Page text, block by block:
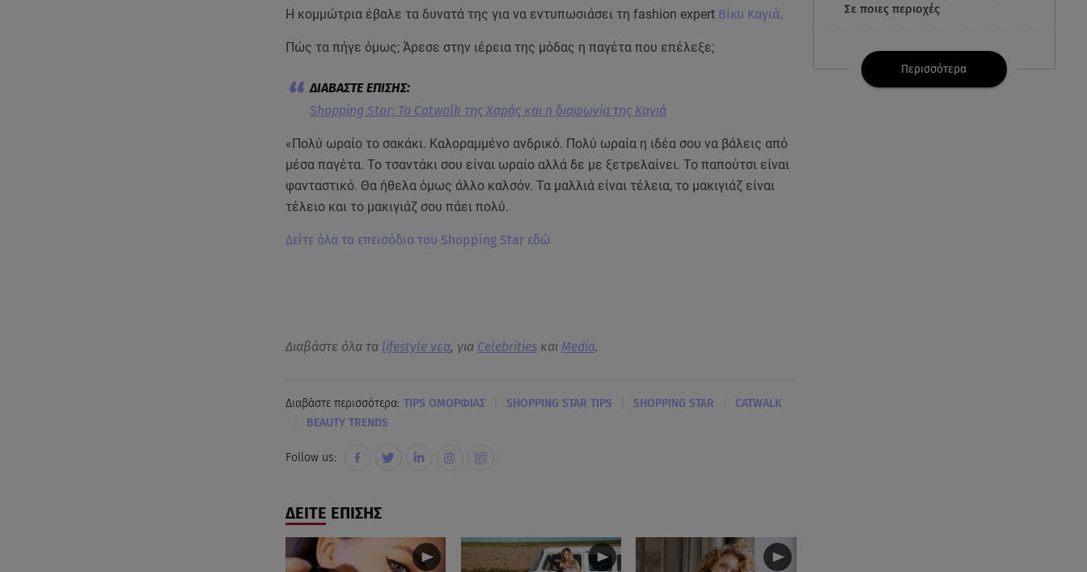
Σε ποιες περιοχές
07.08.26 , 21:32
Κρήτη: Τουρίστας ρωτούσε
πόσο να πληρώσει για να
Περισσότερα
Η κομμώτρια έβαλε τα δυνατά της για να εντυπωσιάσει τη fashion expert Βίκυ Καγιά.
Πώς τα πήγε όμως; Άρεσε στην ιέρεια της μόδας η παγέτα που επέλεξε;
Shopping Star: Το Catwalk της Χαράς και η διαφωνία της Καγιά
«Πολύ ωραίο το σακάκι. Καλοραμμένο ανδρικό. Πολύ ωραία η ιδέα σου να βάλεις από
μέσα παγέτα. Το τσαντάκι σου είναι ωραίο αλλά δε με ξετρελαίνει. Το παπούτσι είναι
φανταστικό. Θα ήθελα όμως άλλο καλσόν. Τα μαλλιά είναι τέλεια, το μακιγιάζ είναι
τέλειο και το μακιγιάζ σου πάει πολύ.
Δείτε όλα τα επεισόδια του Shopping Star εδώ
Διαβάστε όλα τα lifestyle νεα, για Celebritiesκαι Media.
Διαβάστε περισσότερα: TIPS OΜΟΡΦΙΑΣ SHOPPING STAR TIPS SHOPPING STAR CATWALK
BEAUTY TRENDS
Follow us:
ΔΕΙΤΕ ΕΠΙΣΗΣ